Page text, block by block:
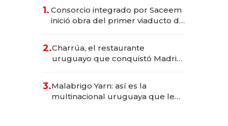
1. Consorcio integrado por Saceem
inició obra del primer viaducto de
millones
2.Charrúa, el restaurante
uruguayo que conquistó Madrid:
anticipación y prepara apertura
3.Malabrigo Yarn: así es la
multinacional uruguaya que le